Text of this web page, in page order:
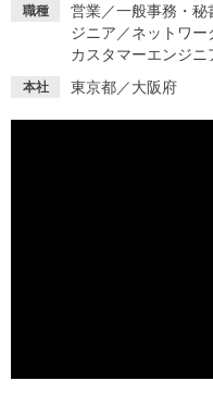
【4年生】
採用情報を探す
イベントを探す
就活ニュースペーパ
職種 営業／一般事務・秘
ジニア ／ネットワー
カスタマーエンジニ
本社 東京都／大阪府